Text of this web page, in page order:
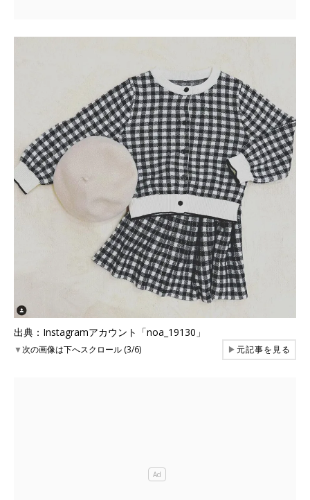
出典：Instagramアカウント「noa_19130」
▼次の画像は下へスクロール (3/6) ▶元記事を見る